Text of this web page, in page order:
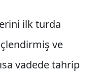
ilk turda
ve
vadede tahrip